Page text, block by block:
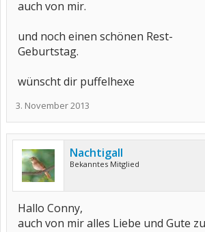
auch von mir.
und noch einen schönen Rest-
Geburtstag.
wünscht dir puffelhexe
3. November 2013
Nachtigall
Bekanntes Mitglied
Hallo Conny,
auch von mir alles Liebe und Gute